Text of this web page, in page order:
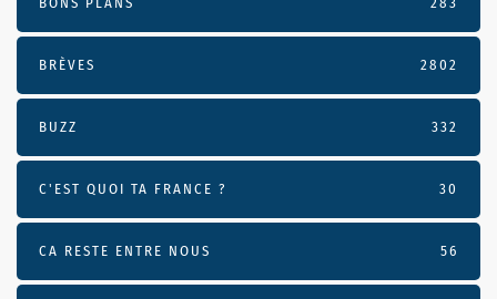
BRÈVES 2802
BUZZ 332
C'EST QUOI TA FRANCE ? 30
CA RESTE ENTRE NOUS 56